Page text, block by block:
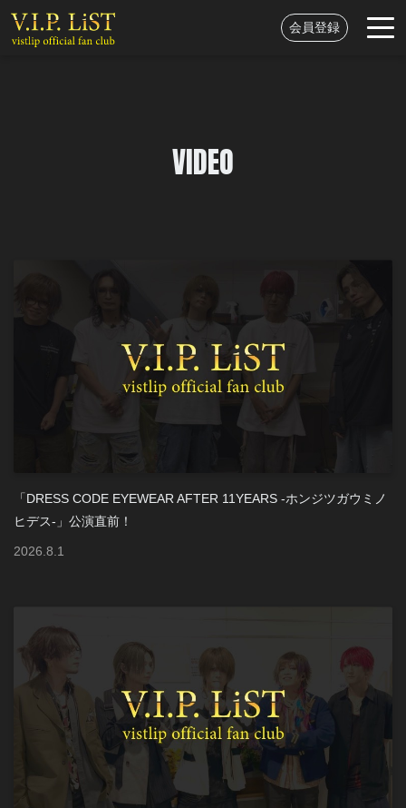
会員登録
VIDEO
「DRESS CODE EYEWEAR AFTER 11YEARS -ホンジツガウミノ
ヒデス-」公演直前！
2026 8 1